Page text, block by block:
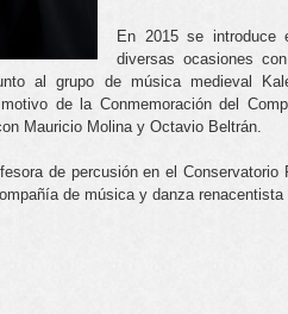
En 2015 se introduce
diversas ocasiones
al grupo de música medieval
de la Conmemoración del
Mauricio Molina y Octavio Beltrán.
de percusión en el Conservatorio
de música y danza renacentista